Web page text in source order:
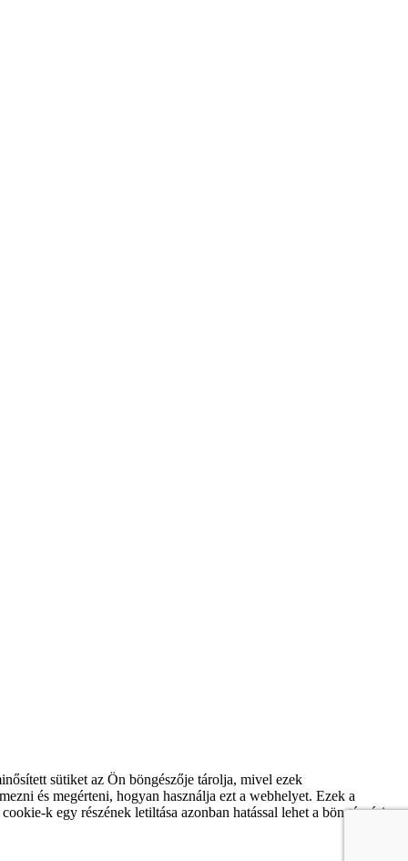
sütiket az Ön böngészője tárolja, mivel ezek
és megérteni, hogyan használja ezt a webhelyet. Ezek a
k egy részének letiltása azonban hatással lehet a böngészési